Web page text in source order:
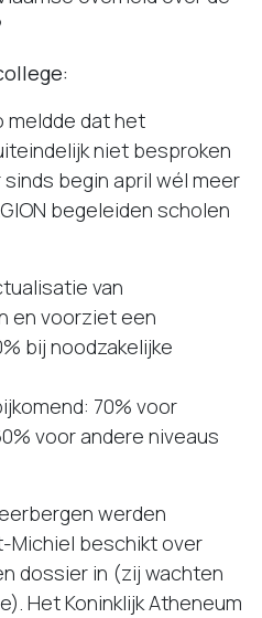
meldde dat het
niet besproken
begin april wél meer
begeleiden scholen
van
en voorziet een
bij noodzakelijke
70% voor
voor andere niveaus
werden
Michiel beschikt over
dossier in (zij wachten
Het Koninklijk Atheneum